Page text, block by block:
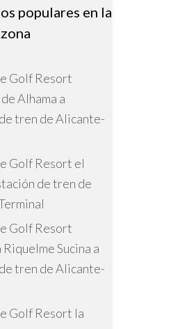
populares en la
zona
Golf Resort
Alhama a
tren de Alicante-
Golf Resort el
de tren de
Golf Resort
Sucina a
tren de Alicante-
Golf Resort la